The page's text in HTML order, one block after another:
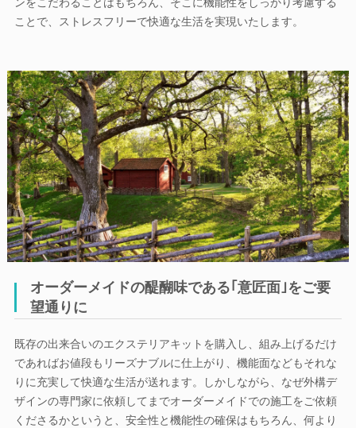
ンをこだわることはもちろん、そこに機能性をしっかり考慮する
ことで、ストレスフリーで快適な生活を実現いたします。
オーダーメイドの醍醐味である｢意匠面｣をご要
望通りに
既存の出来合いのエクステリアキットを購入し、組み上げるだけ
であればお値段もリーズナブルに仕上がり、機能面などもそれな
りに充実して快適な生活が送れます。しかしながら、なぜ外構デ
ザインの専門家に依頼してまでオーダーメイドでの施工をご依頼
くださるかというと、安全性と機能性の確保はもちろん、何より